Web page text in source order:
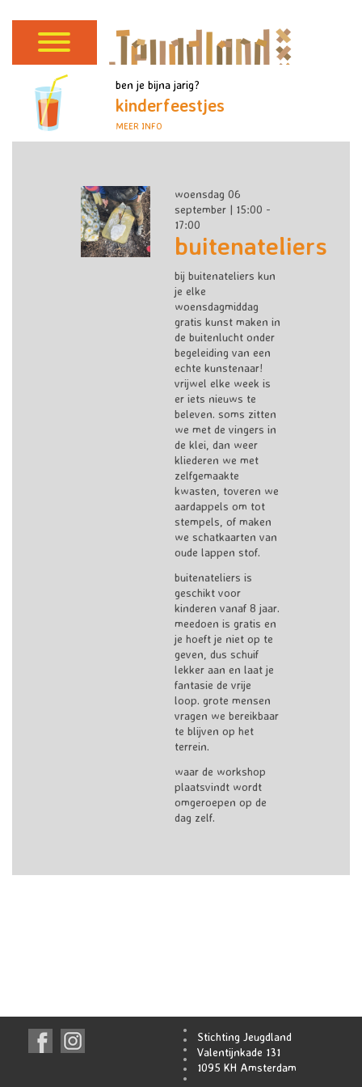
ben je bijna jarig?
kinderfeestjes
MEER INFO
woensdag 06
september | 15:00 -
17:00
buitenateliers
bij buitenateliers kun
je elke
woensdagmiddag
gratis kunst maken in
de buitenlucht onder
begeleiding van een
echte kunstenaar!
vrijwel elke week is
er iets nieuws te
beleven. soms zitten
we met de vingers in
de klei, dan weer
kliederen we met
zelfgemaakte
kwasten, toveren we
aardappels om tot
stempels, of maken
we schatkaarten van
oude lappen stof.
buitenateliers is
geschikt voor
kinderen vanaf 8 jaar.
meedoen is gratis en
je hoeft je niet op te
geven, dus schuif
lekker aan en laat je
fantasie de vrije
loop. grote mensen
vragen we bereikbaar
te blijven op het
terrein.
waar de workshop
plaatsvindt wordt
omgeroepen op de
dag zelf.
Stichting Jeugdland
Valentijnkade 131
1095 KH Amsterdam